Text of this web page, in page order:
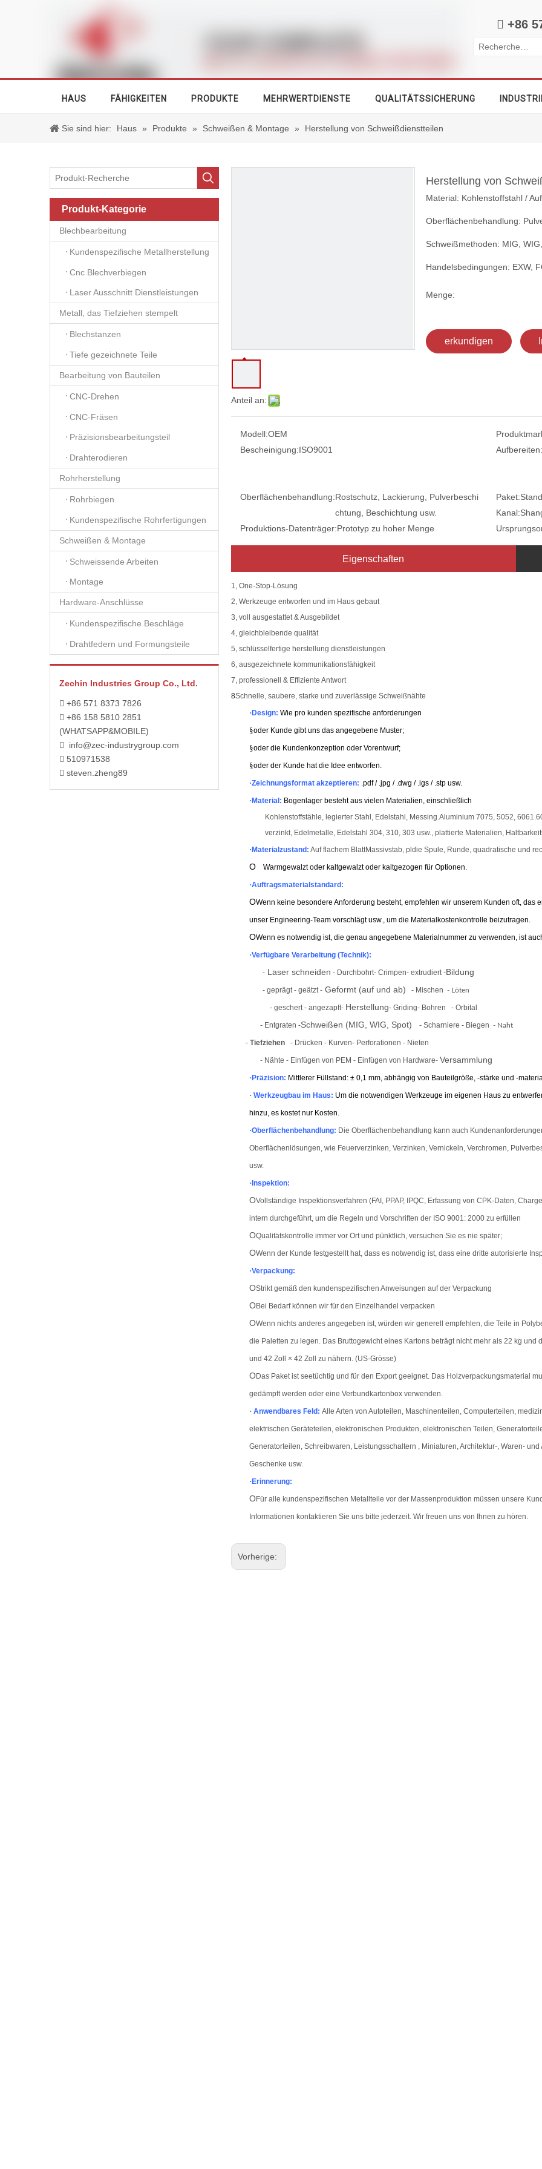
 +86
HAUS FÄHIGKEITEN PRODUKTE MEHRWERTDIENSTE QUALITÄTSSICHERUNG
Sie sind hier: Haus » Produkte » Schweißen & Montage » Herstellung von Schweißdienstteilen
Produkt-Kategorie
Blechbearbeitung
Kundenspezifische Metallherstellung
Cnc Blechverbiegen
Laser Ausschnitt Dienstleistungen
Metall, das Tiefziehen stempelt
Blechstanzen
Tiefe gezeichnete Teile
Bearbeitung von Bauteilen
CNC-Drehen
CNC-Fräsen
Präzisionsbearbeitungsteil
Drahterodieren
Rohrherstellung
Rohrbiegen
Kundenspezifische Rohrfertigungen
Schweißen & Montage
Schweissende Arbeiten
Montage
Hardware-Anschlüsse
Kundenspezifische Beschläge
Drahtfedern und Formungsteile
Zechin Industries Group Co., Ltd.
 +86 571 8373 7826
 +86 158 5810 2851
(WHATSAPP&MOBILE)
 info@zec-industrygroup.com
 510971538
 steven.zheng89
Anteil an:
Herstellung von
Material: Kohlenstoffstahl /
Oberflächenbehandlung:
Schweißmethoden: MIG,
Handelsbedingungen: EXW,
Menge:
erkundigen
Modell:OEM
Bescheinigung:ISO9001
Oberflächenbehandlung:Rostschutz, Lackierung, Pulverbeschi
chtung, Beschichtung usw.
Paket:
Kanal:
Produktions-Datenträger:Prototyp zu hoher Menge
Eigenschaften
1, One-Stop-Lösung
2, Werkzeuge entworfen und im Haus gebaut
3, voll ausgestattet & Ausgebildet
4, gleichbleibende qualität
5, schlüsselfertige herstellung dienstleistungen
6, ausgezeichnete kommunikationsfähigkeit
7, professionell & Effiziente Antwort
8Schnelle, saubere, starke und zuverlässige Schweißnähte
· Design: Wie pro kunden spezifische anforderungen
§oder Kunde gibt uns das angegebene Muster;
§oder die Kundenkonzeption oder Vorentwurf;
§oder der Kunde hat die Idee entworfen.
·Zeichnungsformat akzeptieren: .pdf / .jpg / .dwg / .igs / .stp usw.
· Material: Bogenlager besteht aus vielen Materialien, einschließlich
Kohlenstoffstähle, legierter Stahl, Edelstahl, Messing.Aluminium 7075, 5052,
verzinkt, Edelmetalle, Edelstahl 304, 310, 303 usw., plattierte Materialien,
· Materialzustand: Auf flachem BlattMassivstab, pl die Spule, Runde, quadratische und
O Warmgewalzt oder kaltgewalzt oder kaltgezogen für Optionen.
·Auftragsmaterialstandard:
OWenn keine besondere Anforderung besteht, empfehlen wir unserem Kunden oft, das
unser Engineering-Team vorschlägt usw., um die Materialkostenkontrolle beizutragen.
OWenn es notwendig ist, die genau angegebene Materialnummer zu verwenden, ist
·Verfügbare Verarbeitung (Technik):
- Laser schneiden - Durchbohrt- Crimpen- extrudiert -Bildung
- geprägt - geätzt - Geformt (auf und ab) - Mischen - Löten
- geschert - angezapft- Herstellung- Griding- Bohren - Orbital
- Entgraten -Schweißen (MIG, WIG, Spot) - Scharniere - Biegen - Naht
- Tiefziehen - Drücken - Kurven- Perforationen - Nieten
- Nähte - Einfügen von PEM - Einfügen von Hardware- Versammlung
· Präzision: Mittlerer Füllstand: ± 0,1 mm, abhängig von Bauteilgröße, -stärke und -
· Werkzeugbau im Haus: Um die notwendigen Werkzeuge im eigenen Haus zu
hinzu, es kostet nur Kosten.
·Oberflächenbehandlung: Die Oberflächenbehandlung kann auch
Oberflächenlösungen, wie Feuerverzinken, Verzinken, Vernickeln, Verchromen,
usw.
· Inspektion:
OVollständige Inspektionsverfahren (FAI, PPAP, IPQC, Erfassung von CPK-Daten,
intern durchgeführt, um die Regeln und Vorschriften der ISO 9001: 2000 zu erfüllen
OQualitätskontrolle immer vor Ort und pünktlich, versuchen Sie es nie später;
OWenn der Kunde festgestellt hat, dass es notwendig ist, dass eine dritte autorisierte
·Verpackung:
OStrikt gemäß den kundenspezifischen Anweisungen auf der Verpackung
OBei Bedarf können wir für den Einzelhandel verpacken
OWenn nichts anderes angegeben ist, würden wir generell empfehlen, die Teile in
die Paletten zu legen. Das Bruttogewicht eines Kartons beträgt nicht mehr als 22 kg
und 42 Zoll × 42 Zoll zu nähern. (US-Grösse)
ODas Paket ist seetüchtig und für den Export geeignet. Das Holzverpackungsmaterial
gedämpft werden oder eine Verbundkartonbox verwenden.
· Anwendbares Feld : Alle Arten von Autoteilen, Maschinenteilen, Computerteilen,
elektrischen Geräteteilen, elektronischen Produkten, elektronischen Teilen,
Generatorteilen, Schreibwaren, Leistungsschaltern , Miniaturen, Architektur-, Waren-
Geschenke usw.
· Erinnerung:
OFür alle kundenspezifischen Metallteile vor der Massenproduktion müssen unsere
Informationen kontaktieren Sie uns bitte jederzeit. Wir freuen uns von Ihnen zu hören.
Vorherige: